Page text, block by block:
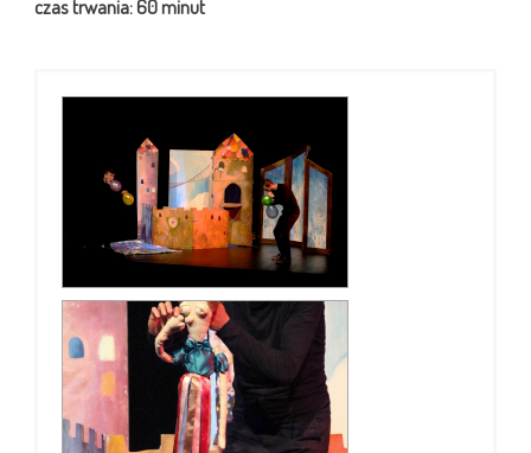
czas trwania: 60 minut